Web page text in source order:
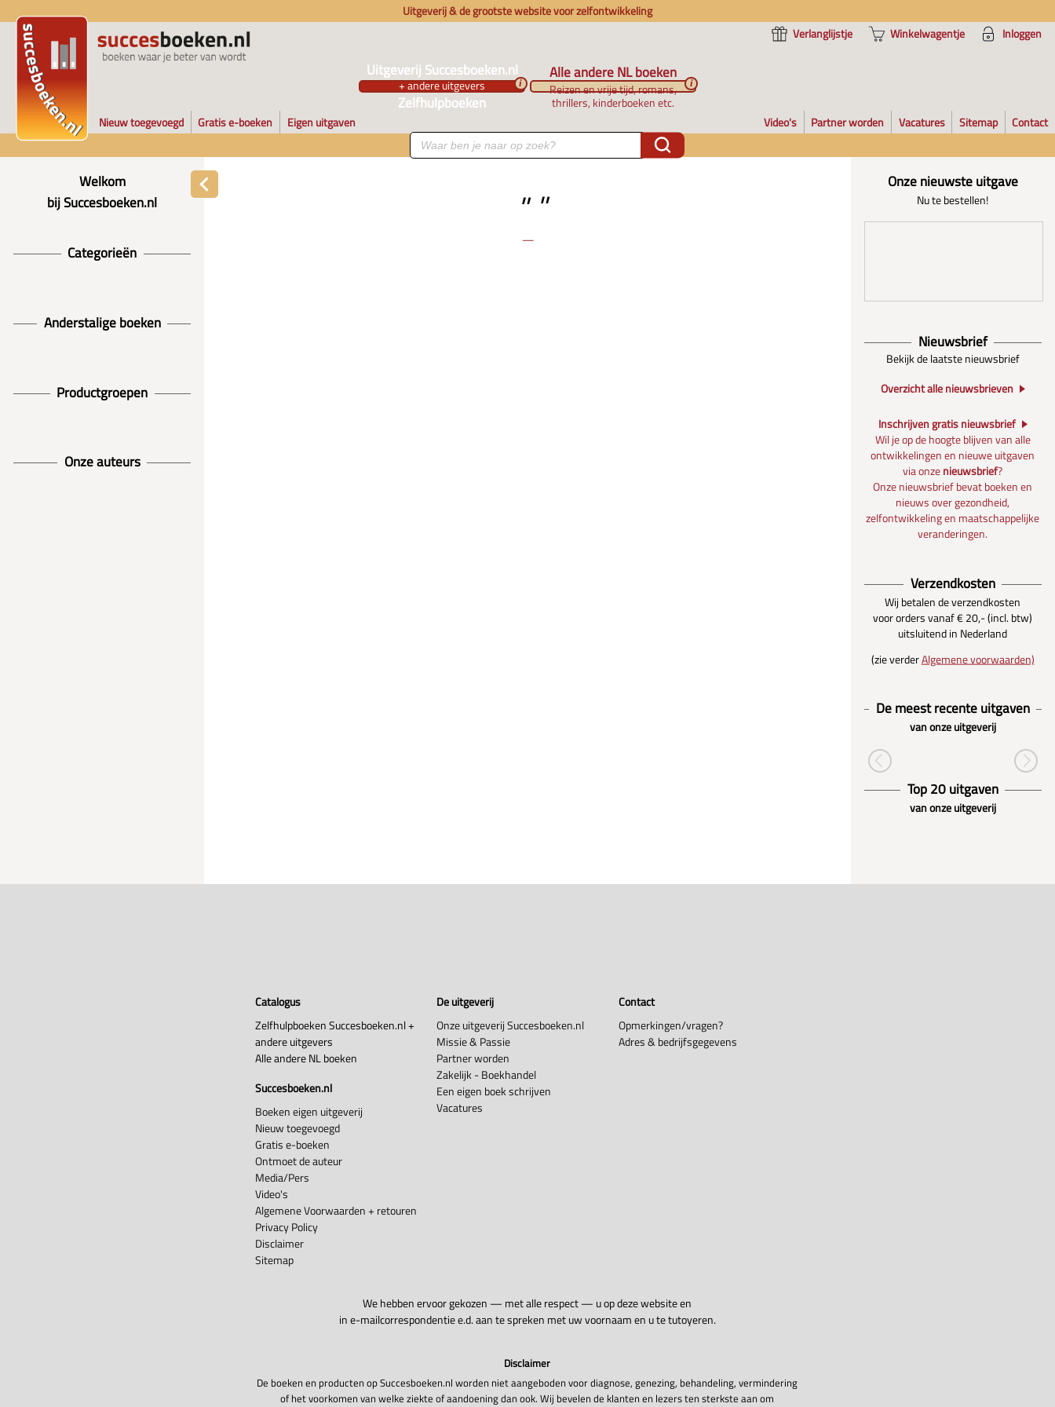
Uitgeverij & de grootste website voor zelfontwikkeling
Verlanglijstje
Winkelwagentje Inloggen
Uitgeverij Succesboeken.nl
+ andere uitgevers
Zelfhulpboeken
i
Alle andere NL boeken
Reizen en vrije tijd, romans,
thrillers, kinderboeken etc.
i
Nieuw toegevoegd Gratis e-boeken Eigen uitgaven Video's Partner worden Vacatures Sitemap Contact
Welkom
bij Succesboeken.nl
Categorieën
Anderstalige boeken
Productgroepen
Onze auteurs
Onze nieuwste uitgave
Nu te bestellen!
Nieuwsbrief
Bekijk de laatste nieuwsbrief
Overzicht alle nieuwsbrieven
Inschrijven gratis nieuwsbrief
Wil je op de hoogte blijven van alle
ontwikkelingen en nieuwe uitgaven
via onzenieuwsbrief?
Onze nieuwsbrief bevat boeken en
nieuws over gezondheid,
zelfontwikkeling en maatschappelijke
veranderingen.
Verzendkosten
Wij betalen de verzendkosten
voor orders vanaf € 20,- (incl. btw)
uitsluitend in Nederland
(zie verderAlgemene voorwaarden)
De meest recente uitgaven
van onze uitgeverij
Top 20 uitgaven
van onze uitgeverij
Catalogus
Zelfhulpboeken Succesboeken.nl +
andere uitgevers
Alle andere NL boeken
Succesboeken.nl
Boeken eigen uitgeverij
Nieuw toegevoegd
Gratis e-boeken
Ontmoet de auteur
Media/Pers
Video's
Algemene Voorwaarden + retouren
Privacy Policy
Disclaimer
Sitemap
De uitgeverij
Onze uitgeverij Succesboeken.nl
Missie & Passie
Partner worden
Zakelijk - Boekhandel
Een eigen boek schrijven
Vacatures
Contact
Opmerkingen/vragen?
Adres & bedrijfsgegevens
We hebben ervoor gekozen — met alle respect — u op deze website en
in e-mailcorrespondentie e.d. aan te spreken met uw voornaam en u te tutoyeren.
Disclaimer
De boeken en producten op Succesboeken.nl worden niet aangeboden voor diagnose, genezing, behandeling, vermindering
of het voorkomen van welke ziekte of aandoening dan ook. Wij bevelen de klanten en lezers ten sterkste aan om